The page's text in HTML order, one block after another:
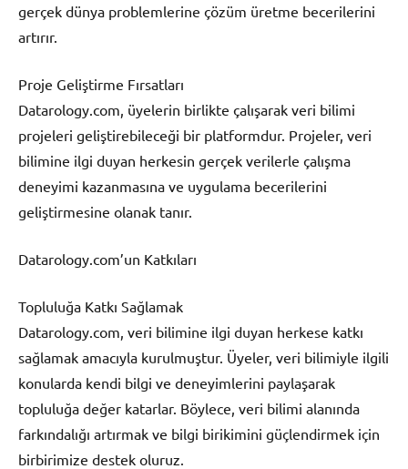
gerçek dünya problemlerine çözüm üretme becerilerini
artırır.
Proje Geliştirme Fırsatları
Datarology.com, üyelerin birlikte çalışarak veri bilimi
projeleri geliştirebileceği bir platformdur. Projeler, veri
bilimine ilgi duyan herkesin gerçek verilerle çalışma
deneyimi kazanmasına ve uygulama becerilerini
geliştirmesine olanak tanır.
Datarology.com’un Katkıları
Topluluğa Katkı Sağlamak
Datarology.com, veri bilimine ilgi duyan herkese katkı
sağlamak amacıyla kurulmuştur. Üyeler, veri bilimiyle ilgili
konularda kendi bilgi ve deneyimlerini paylaşarak
topluluğa değer katarlar. Böylece, veri bilimi alanında
farkındalığı artırmak ve bilgi birikimini güçlendirmek için
birbirimize destek oluruz.